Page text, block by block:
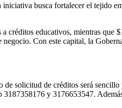
busca fortalecer el tejido
créditos educativos, mientras
Con este capital, la
solicitud de créditos será
y 3176653547.